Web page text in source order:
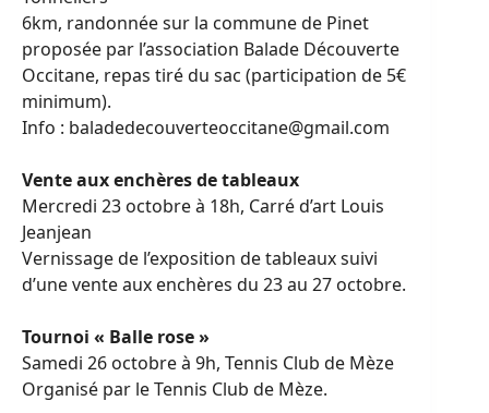
6km, randonnée sur la commune de Pinet
proposée par l’association Balade Découverte
Occitane, repas tiré du sac (participation de 5€
minimum).
Info : baladedecouverteoccitane@gmail.com
Vente aux enchères de tableaux
Mercredi 23 octobre à 18h, Carré d’art Louis
Jeanjean
Vernissage de l’exposition de tableaux suivi
d’une vente aux enchères du 23 au 27 octobre.
Tournoi « Balle rose »
Samedi 26 octobre à 9h, Tennis Club de Mèze
Organisé par le Tennis Club de Mèze.